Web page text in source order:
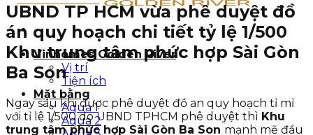
Vinhomes Golden River
Vị trí
Tiện ích
Mặt bằng
Aqua 1
Aqua 2
UBND TP HCM vừa phê duyệt đồ
án quy hoạch chi tiết tỷ lệ 1/500
Khu trung tâm phức hợp Sài Gòn
Ba Son
Ngay sau khi được phê duyệt đồ an quy hoạch tỉ mỉ
với tỉ lệ 1/500 do UBND TPHCM phê duyệt thì Khu
trung tâm phức hợp Sài Gòn Ba Son mạnh mẽ đầu